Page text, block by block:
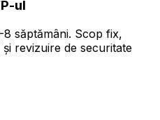
ul
săptămâni. Scop fix,
revizuire de securitate